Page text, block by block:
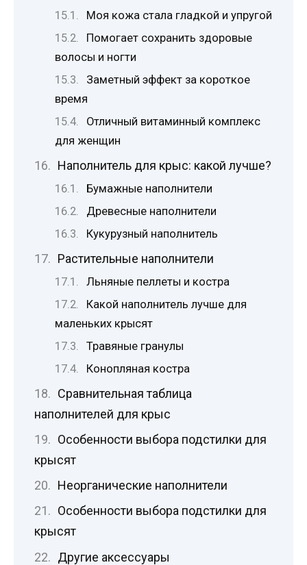
Моя кожа стала гладкой и упругой
Помогает сохранить здоровые
волосы и ногти
Заметный эффект за короткое
время
Отличный витаминный комплекс
для женщин
Наполнитель для крыс: какой лучше?
Бумажные наполнители
Древесные наполнители
Кукурузный наполнитель
Растительные наполнители
Льняные пеллеты и костра
Какой наполнитель лучше для
маленьких крысят
Травяные гранулы
Конопляная костра
Сравнительная таблица
наполнителей для крыс
Особенности выбора подстилки для
крысят
Неорганические наполнители
Особенности выбора подстилки для
крысят
Другие аксессуары